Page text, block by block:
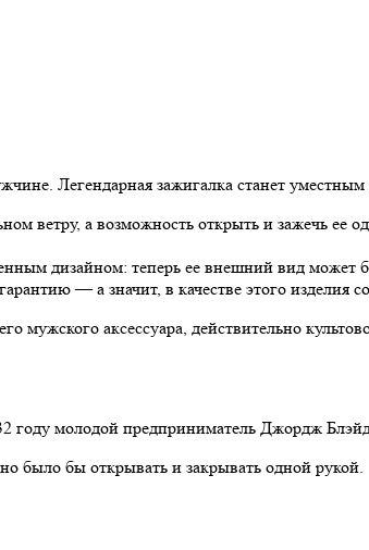
Легендарная зажигалка станет
ветру, а возможность открыть и зажечь ее
дизайном: теперь ее внешний вид
— а значит, в качестве этого изделия
мужского аксессуара, действительно
году молодой предприниматель Джордж
было бы открывать и закрывать одной рукой.